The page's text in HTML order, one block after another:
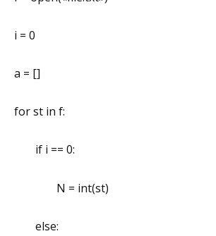
i = 0
a = []
for st in f:
if i == 0:
N = int(st)
else: